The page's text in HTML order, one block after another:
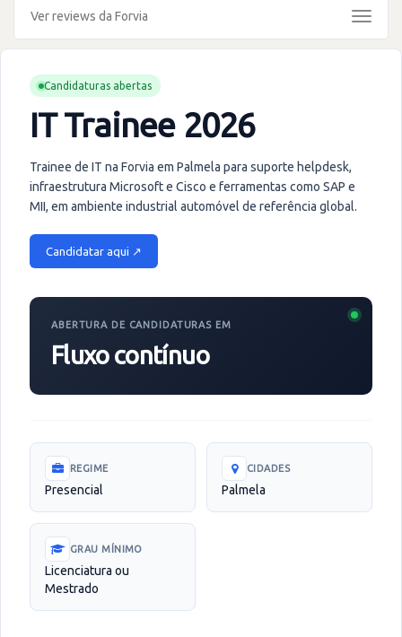
Ver reviews da Forvia
Toggle
Candidaturas abertas
IT Trainee 2026
Trainee de IT na Forvia em Palmela para suporte helpdesk,
infraestrutura Microsoft e Cisco e ferramentas como SAP e
MII, em ambiente industrial automóvel de referência global.
Candidatar aqui ↗
ABERTURA DE CANDIDATURAS EM
Fluxo contínuo
REGIME
Presencial
CIDADES
Palmela
GRAU MÍNIMO
Licenciatura ou
Mestrado